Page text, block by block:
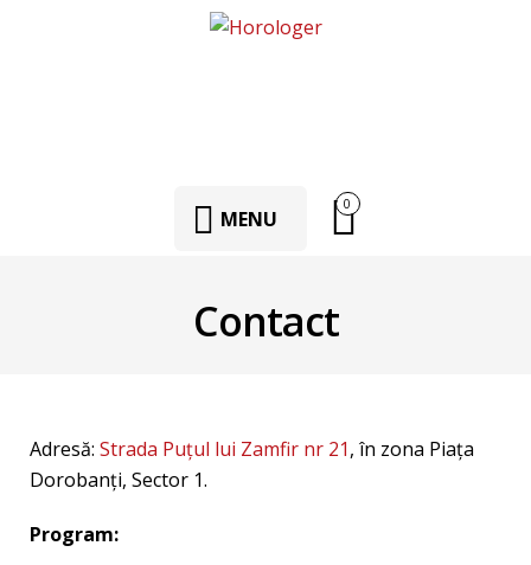
MENU
0
Contact
Adresă: Strada Puțul lui Zamfir nr 21, în zona Piața
Dorobanți, Sector 1.
Program: